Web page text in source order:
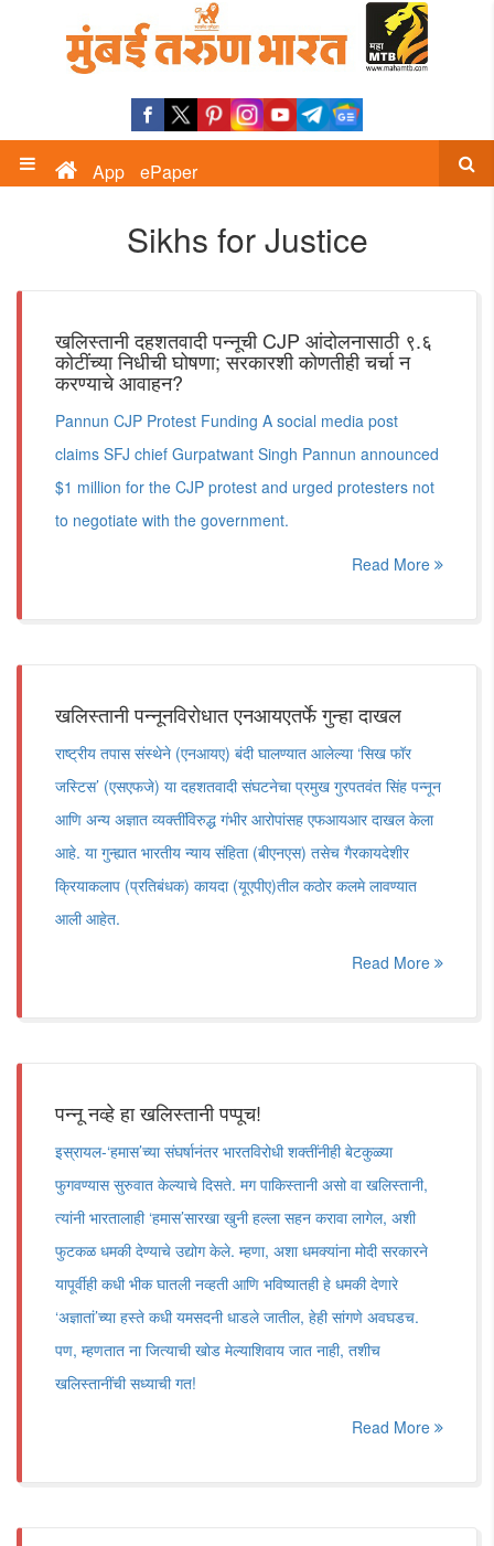
App ePaper
Sikhs for Justice
खलिस्तानी दहशतवादी पन्नूची CJP आंदोलनासाठी ९.६
कोटींच्या निधीची घोषणा; सरकारशी कोणतीही चर्चा न
करण्याचे आवाहन?
Pannun CJP Protest Funding A social media post
claims SFJ chief Gurpatwant Singh Pannun announced
$1 million for the CJP protest and urged protesters not
to negotiate with the government.
Read More
खलिस्तानी पन्नूनविरोधात एनआयएतर्फे गुन्हा दाखल
राष्ट्रीय तपास संस्थेने (एनआयए) बंदी घालण्यात आलेल्या ‘सिख फॉर
जस्टिस’ (एसएफजे) या दहशतवादी संघटनेचा प्रमुख गुरपतवंत सिंह पन्नून
आणि अन्य अज्ञात व्यक्तींविरुद्ध गंभीर आरोपांसह एफआयआर दाखल केला
आहे. या गुन्ह्यात भारतीय न्याय संहिता (बीएनएस) तसेच गैरकायदेशीर
क्रियाकलाप (प्रतिबंधक) कायदा (यूएपीए)तील कठोर कलमे लावण्यात
आली आहेत.
Read More
पन्नू नव्हे हा खलिस्तानी पप्पूच!
इस्रायल-‘हमास’च्या संघर्षानंतर भारतविरोधी शक्तींनीही बेटकुळ्या
फुगवण्यास सुरुवात केल्याचे दिसते. मग पाकिस्तानी असो वा खलिस्तानी,
त्यांनी भारतालाही ‘हमास’सारखा खुनी हल्ला सहन करावा लागेल, अशी
फुटकळ धमकी देण्याचे उद्योग केले. म्हणा, अशा धमक्यांना मोदी सरकारने
यापूर्वीही कधी भीक घातली नव्हती आणि भविष्यातही हे धमकी देणारे
‘अज्ञातां’च्या हस्ते कधी यमसदनी धाडले जातील, हेही सांगणे अवघडच.
पण, म्हणतात ना जित्याची खोड मेल्याशिवाय जात नाही, तशीच
खलिस्तानींची सध्याची गत!
Read More